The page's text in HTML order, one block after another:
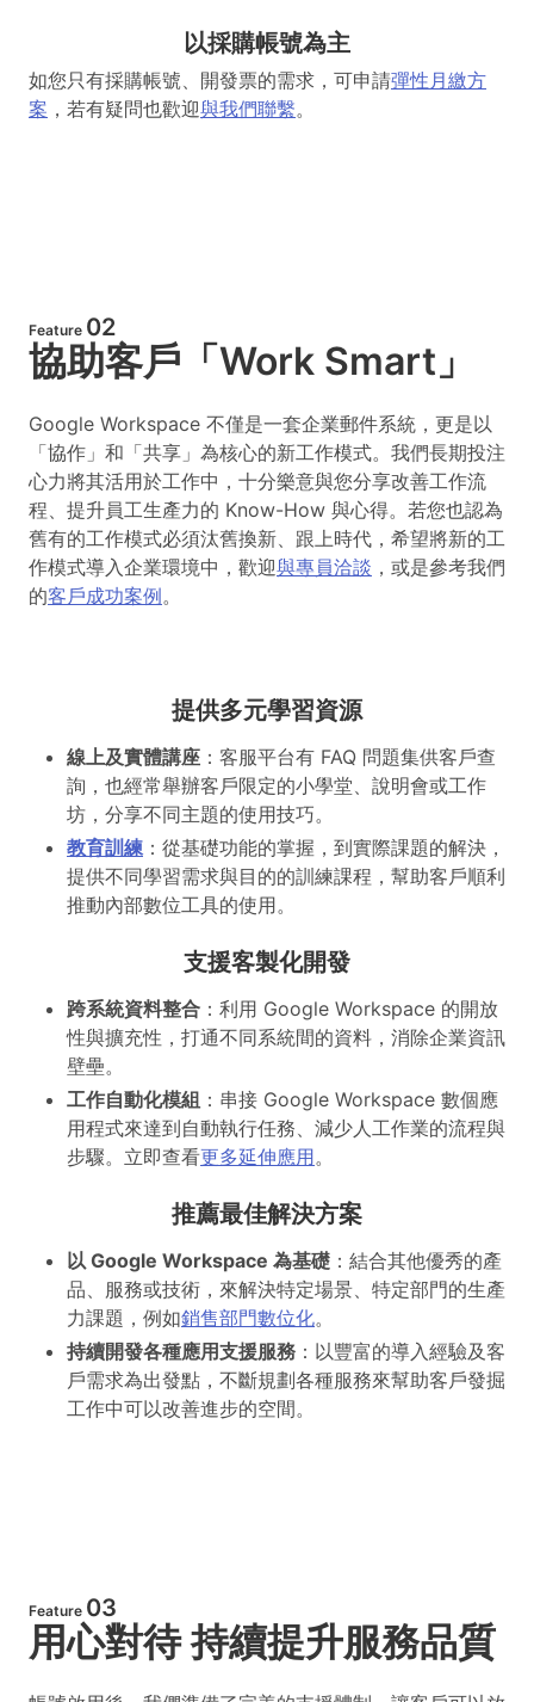
以採購帳號為主
如您只有採購帳號、開發票的需求，可申請彈性月繳方
案 ，若有疑問也歡迎與我們聯繫。
Feature 02
協助客戶「Work Smart」
Google Workspace 不僅是一套企業郵件系統，更是以
「協作」和「共享」為核心的新工作模式。我們長期投注
心力將其活用於工作中，十分樂意與您分享改善工作流
程、提升員工生產力的 Know-How 與心得。若您也認為
舊有的工作模式必須汰舊換新、跟上時代，希望將新的工
作模式導入企業環境中，歡迎與專員洽談 ，或是參考我們
的客戶成功案例。
提供多元學習資源
線上及實體講座 ：客服平台有 FAQ 問題集供客戶查
詢，也經常舉辦客戶限定的小學堂、說明會或工作
坊，分享不同主題的使用技巧。
教育訓練 ：從基礎功能的掌握，到實際課題的解決，
提供不同學習需求與目的的訓練課程，幫助客戶順利
推動內部數位工具的使用。
支援客製化開發
跨系統資料整合 ：利用 Google Workspace 的開放
性與擴充性，打通不同系統間的資料，消除企業資訊
壁壘。
工作自動化模組 ：串接 Google Workspace 數個應
用程式來達到自動執行任務、減少人工作業的流程與
步驟。立即查看更多延伸應用。
推薦最佳解決方案
以 Google Workspace 為基礎 ：結合其他優秀的產
品、服務或技術，來解決特定場景、特定部門的生產
力課題，例如銷售部門數位化。
持續開發各種應用支援服務 ：以豐富的導入經驗及客
戶需求為出發點，不斷規劃各種服務來幫助客戶發掘
工作中可以改善進步的空間。
Feature 03
用心對待 持續提升服務品質